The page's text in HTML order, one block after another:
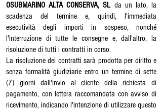
OSUBMARINO ALTA CONSERVA, SLda un lato, la
scadenza del termine e, quindi, l'immediata
esecutività degli importi in sospeso, nonché
l'interruzione di tutte le consegne e, dall'altro, la
risoluzione di tutti i contratti in corso.
La risoluzione dei contratti sarà prodotta per diritto e
senza formalità giudiziarie entro un termine di sette
(7) giorni dall'invio al cliente della richiesta di
pagamento, con lettera raccomandata con avviso di
ricevimento, indicando l'intenzione di utilizzare questo